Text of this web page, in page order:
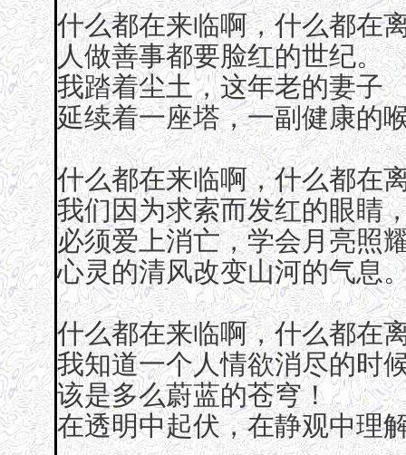
什么都在来临啊，什么都在
人做善事都要脸红的世纪。
我踏着尘土，这年老的妻子
延续着一座塔，一副健康的
什么都在来临啊，什么都在
我们因为求索而发红的眼睛
必须爱上消亡，学会月亮照
心灵的清风改变山河的气息
什么都在来临啊，什么都在
我知道一个人情欲消尽的时
该是多么蔚蓝的苍穹！
在透明中起伏，在静观中理